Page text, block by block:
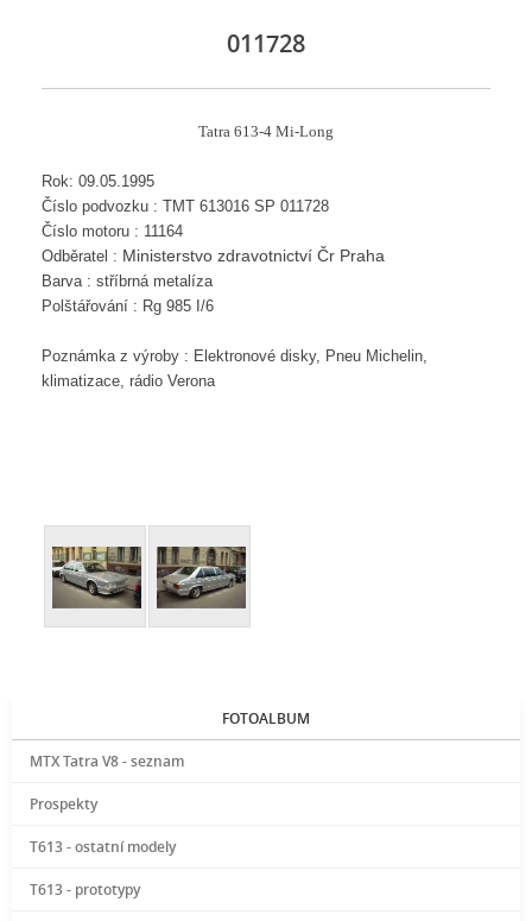
011728
Tatra 613-4 Mi-Long
Rok: 09.05.1995
Číslo podvozku : TMT 613016 SP 011728
Číslo motoru : 11164
Odběratel : Ministerstvo zdravotnictví Čr Praha
Barva : stříbrná metalíza
Polštářování : Rg 985 I/6
Poznámka z výroby : Elektronové disky, Pneu Michelin,
klimatizace, rádio Verona
FOTOALBUM
MTX Tatra V8 - seznam
Prospekty
T613 - ostatní modely
T613 - prototypy